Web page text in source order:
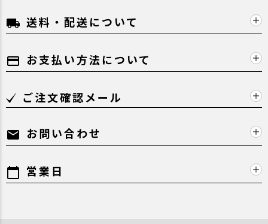
local_shipping 送料・配送について
payment お支払い方法について
ご注文確認メール
mail お問い合わせ
calendar_today 営業日